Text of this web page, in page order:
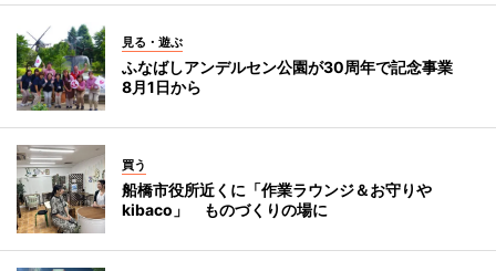
見る・遊ぶ
ふなばしアンデルセン公園が30周年で記念事業
8月1日から
買う
船橋市役所近くに「作業ラウンジ＆お守りや
kibaco」 ものづくりの場に